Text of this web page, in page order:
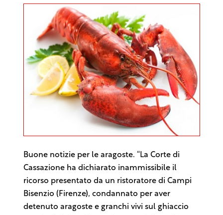
Buone notizie per le aragoste. “La Corte di
Cassazione ha dichiarato inammissibile il
ricorso presentato da un ristoratore di Campi
Bisenzio (Firenze), condannato per aver
detenuto aragoste e granchi vivi sul ghiaccio